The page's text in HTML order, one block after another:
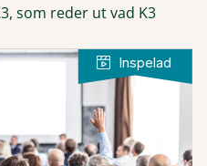
som reder ut vad K3